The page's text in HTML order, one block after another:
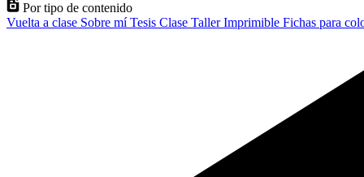
Por tipo de contenido
Vuelta a clase Sobre míTesis Clase TallerImprimible Fichas para